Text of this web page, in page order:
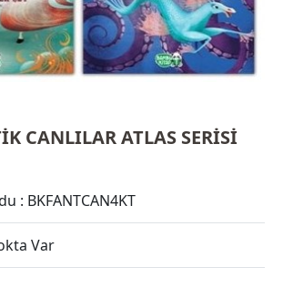
CANLILAR ATLAS SERİSİ
: BKFANTCAN4KT
Var